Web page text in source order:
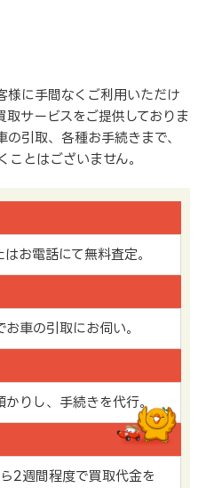
様に手間なくご利用いただけ
サービスをご提供しておりま
引取、各種お手続きまで、
ことはございません。
お電話にて無料査定。
車の引取にお伺い。
りし、手続きを代行。
2週間程度で買取代金を